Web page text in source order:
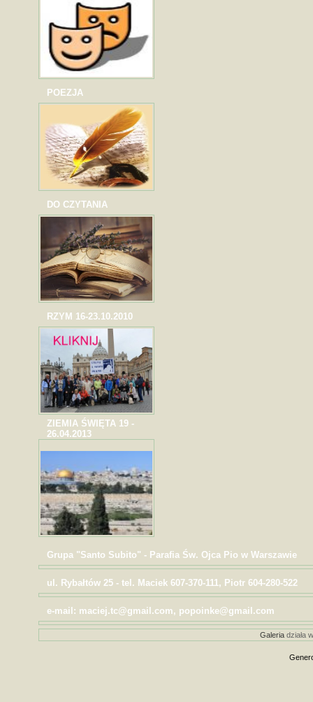
POEZJA
DO CZYTANIA
RZYM 16-23.10.2010
ZIEMIA ŚWIĘTA 19 -
26.04.2013
Grupa "Santo Subito" - Parafia Św. Ojca Pio w Warszawie
ul. Rybałtów 25 - tel. Maciek 607-370-111, Piotr 604-280-522
e-mail: maciej.tc@gmail.com, popoinke@gmail.com
Galeriadziała